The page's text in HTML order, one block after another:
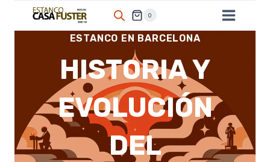
0
ESTANCO EN BARCELONA
HISTORIA Y
EVOLUCIÓN
DEL